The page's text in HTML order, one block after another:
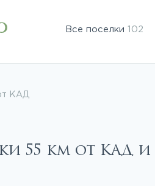
Все поселки 102
КАД
55 км от КАД и